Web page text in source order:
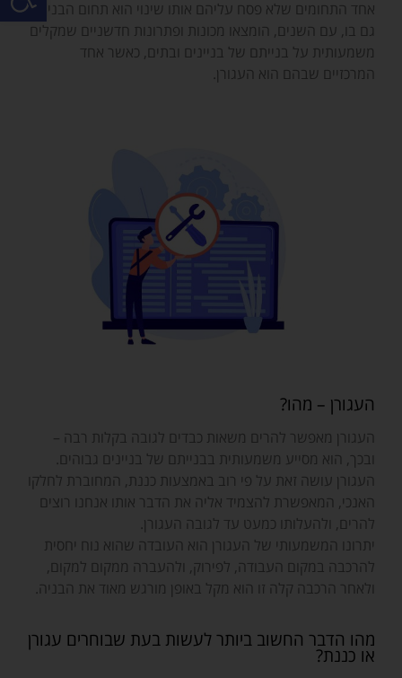
אחד התחומים שלא פסח עליהם אותו שינוי הוא תחום הבניה –
גם בו, עם השנים, הומצאו מכונות ופתרונות חדשניים שמקלים
משמעותית על בנייתם של בניינים ובתים, כאשר אחד
המרכזיים שבהם הוא העגורן.
העגורן – מהו?
העגורן מאפשר להרים משאות כבדים לגובה בקלות רבה –
ובכך, הוא מסייע משמעותית בבנייתם של בניינים גבוהים.
העגורן עושה זאת על פי רוב באמצעות כננת, המחוברת לחלקו
האנכי, המאפשרת להצמיד אליה את הדבר אותו אנחנו רוצים
להרים, ולהעלותו כמעט עד לגובה העגורן.
יתרונו המשמעותי של העגורן הוא העובדה שהוא נוח יחסית
להרכבה במקום העבודה, לפירוק, ולהעברה ממקום למקום,
ולאחר הרכבה קלה זו הוא מקל באופן מורגש מאוד את הבניה.
מהו הדבר החשוב ביותר לעשות בעת שבוחרים עגורן
או כננת?